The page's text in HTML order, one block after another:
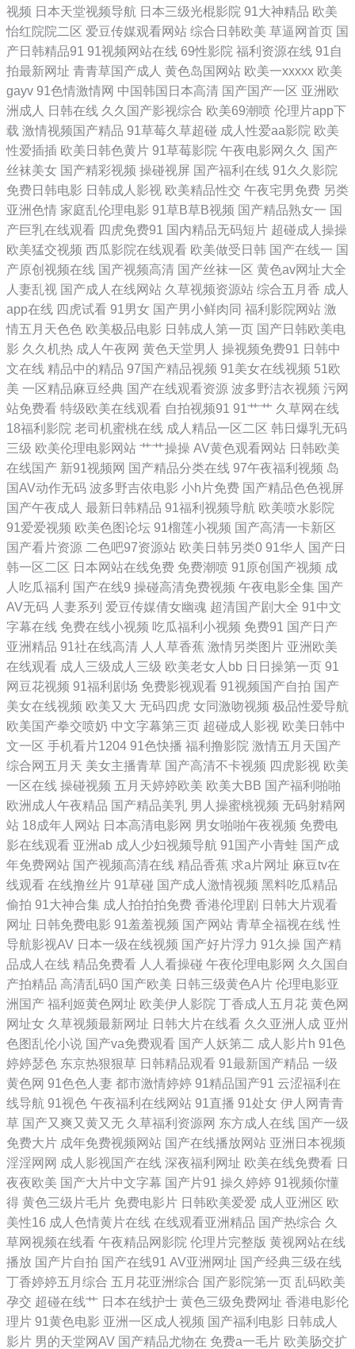
91N 欧美瑟瑟三区 欧美性爱成人在线 视频就肏屄 婷婷国产精品久久 香蕉
国产高清 亚洲国产另类日韩 伊人干福利社 在线不卡的AV初 91n免费在线
视频 91福利视频地址导航 91系列在线播放 一本道Av在线资源站 91传媒
免费看 91国产精品在线看 91社在线观看 91网站传媒Tv 91资源在线 91在
播放 91性爱视频 国产精品成人午夜视频 精品91 久草福利在线观看 久久
欧美毛 男女草逼视频91 欧美蜜桃一区 欧美图片国产视屏 日韩欧美成人网
站在线 婷婷丁香激情色情 亚洲91成人超碰 一区二区不卡日本 影音先锋中
文字幕18 91国产视频在线观看免费 91极品久久精 91人妻人妻 91伊人在
线大香蕉 亚卅成人黄色网址 91爱网国产探花 91福利导航网 91免费版视
频在线观看 91网站在线观看 91在线不卡视频 92视频免费福利视频
wwwAV先锋影音 阿V中文资源在线 抖阴在线免费看 国产色久悠悠 九一色
综合 老司机91福利在线 欧美精品黄色 亚洲色图9p 91狠狠超碰 91色原网
99热拍国产精品 大香蕉伊人青青草 国产bbw在线观看 精品国产精 久久色
爸 欧美啪啪在线一区 日本阿V免费网站 色多多在线 偷拍福利导航 影音先
锋av强奸 91TV在线观看网站 91色蝌蚪 福利社蜜桃 狠狠撸网在线观看 九
色国产伊人av 麻豆操继母 欧美成久久 人妻喷水日韩 国产36页 久久草社
区AV线 男人色色天堂91 婷婷丁香花一区 变态另类先锋 91亚洲精品青草
依 性感美女日本午夜视频 九九精品成人 九九激情网 操B日韩 91黄色直播
小电影 伪娘69一区二区 精品伦A片视频 91猫先生在线观看 亚州综合色图
久草网成人 91视频网 色色剧场 国产性爱不卡在线观看 大香蕉亚洲伊人
91最新地址永久入口 先锋av网址 91在线看视频 成人97超碰香蕉在线 91
熟女露脸 91传播媒免费入口 影音先锋在线视频婷婷 91色超碰香蕉 成人福
利导航大全 大香蕉热 韩国无码激情 另类四区 青青草青草操 四虎性交影院
亚洲婷婷综合网 91叉逼 91密桃美女下载 俺来也听听婷婷是 91豆花永久
网站在线观看 俺也去激情网 福利姬网站在线观看 黄色Av片区 婷婷午夜福
利 最新黑料吃瓜AV 91网站高清在线观看 国产98 精品一二三系列AV 熟女
国产香蕉 亚洲天堂精品视频 91肛交在线视频导航 91推特网红自慰喷水
91导航在线观看 欧美一区二区免费人妻 亚欧色图自拍 91麻豆精品传媒视
频 av网站在线看不卡 福利视频a 极品在线视频 欧美韩美a一区精品 深夜
在线91 国产群pav 九色91在线 东方在线之成人Av 久久金品视频 色悠悠
网址 91导航在线观看网站入口 91天堂9199 www影音先锋av 国产草一区
二区三区 免费传媒视频传媒 亚洲黄页大全免费看 91福利视屏免费试看 91
亚洲精品无码万宁 成人是频线观 国产足交 女同网站 精品欧美一级乱黄 丝
袜美腿足交 91n福利姬视频 白丝91 国产视频二区 欧美啪啪啪一区二区 天
视频 日本天堂视频导航 日本三级光棍影院 91大神精品 欧美
怡红院院二区 爱豆传媒观看网站 综合日韩欧美 草逼网首页 国
产日韩精品91 91视频网站在线 69性影院 福利资源在线 91自
拍最新网址 青青草国产成人 黄色岛国网站 欧美一xxxxx 欧美
gayv 91色情激情网 中国韩国日本高清 国产国产一区 亚洲欧
洲成人
日韩在线 久久国产影视综合 欧美69潮喷 伦理片app下
载 激情视频国产精品 91草莓久草超碰 成人性爱aa影院 欧美
性爱插插 欧美日韩色黄片 91草莓影院 午夜电影网久久 国产
丝袜美女 国产精彩视频 操碰视屏 国产福利在线 91久久影院
免费日韩电影 日韩成人影视 欧美精品性交 午夜宅男免费 另类
亚洲色情 家庭乱伦理电影 91草B草B视频 国产精品熟女一 国
产巨乳在线观看 四虎免费91 国内精品无码短片 超碰成人操操
欧美猛交视频 西瓜影院在线观看 欧美做受日韩 国产在线一 国
产原创视频在线 国产视频高清 国产丝袜一区 黄色av网址大全
人妻乱视 国产成人在线网站 久草视频资源站 综合五月香 成人
app在线 四虎试看 91男女 国产男小鲜肉同 福利影院网站 激
情五月天色色 欧美极品电影 日韩成人第一页 国产日韩欧美电
影 久久机热 成人午夜网 黄色天堂男人 操视频免费91 日韩中
文在线 精品中的精品 97国产精品视频 91美女在线视频 51欧
美 一区精品麻豆经典 国产在线观看资源 波多野洁衣视频 污网
站免费看 特级欧美在线观看 自拍视频91 91艹艹 久草网在线
18福利影院 老司机蜜桃在线 成人精品一区二区 韩日爆乳无码
三级 欧美伦理电影网站 艹艹操操 AV黄色观看网站 日韩欧美
在线国产 新91视频网 国产精品分类在线 97午夜福利视频 岛
国AV动作无码 波多野吉依电影 小h片免费 国产精品色色视屏
国产午夜成人 最新日韩精品 91福利视频导航 欧美喷水影院
91爱爱视频 欧美色图论坛 91榴莲小视频 国产高清一卡新区
国产看片资源 二色吧97资源站 欧美日韩另类0 91华人 国产日
韩一区二区 日本网站在线免费 免费潮喷 91原创国产视频 成
人吃瓜福利 国产在线9 操碰高清免费视频 午夜电影全集 国产
AV无码 人妻系列 爱豆传媒倩女幽魂 超清国产剧大全 91中文
字幕在线 免费在线小视频 吃瓜福利小视频 免费91 国产日产
亚洲精品 91社在线高清 人人草香蕉 激情另类图片 亚洲欧美
在线观看 成人三级成人三级 欧美老女人bb 日日操第一页 91
网豆花视频 91福利剧场 免费影视观看 91视频国产自拍 国产
美女在线视频 欧美又大 无码四虎 女同激吻视频 极品性爱导航
欧美国产拳交喷奶 中文字幕第三页 超碰成人影视 欧美日韩中
文一区 手机看片1204 91色快播 福利撸影院 激情五月天国产
综合网五月天 美女主播青草 国产高清不卡视频 四虎影视 欧美
一区在线 操碰视频 五月天婷婷欧美 欧美大BB 国产福利啪啪
欧洲成人午夜精品 国产精品美乳 男人操蜜桃视频 无码射精网
站 18成年人网站 日本高清电影网 男女啪啪午夜视频 免费电
影在线观看 亚洲ab 成人少妇视频导航 91国产小青蛙 国产成
年免费网站 国产视频高清在线 精品香蕉 求a片网址 麻豆tv在
线观看 在线撸丝片 91草碰 国产成人激情视频 黑料吃瓜精品
偷拍 91大神合集 成人拍拍拍免费 香港伦理剧 日韩大片观看
网址 日韩免费电影 91羞羞视频 国产网站 青草全福视在线 性
导航影视AV 日本一级在线视频 国产好片浮力 91久操 国产精
品成人在线 精品免费看 人人看操碰 午夜伦理电影网 久久国自
产拍精品 高清乱码0 国产欧美 日韩三级黄色A片 伦理电影亚
洲国产 福利姬黄色网址 欧美伊人影院 丁香成人五月花 黄色网
网址女 久草视频最新网址 日韩大片在线看 久久亚洲人成 亚州
色图乱伦小说 国产va免费观看 国产人妖第二 成人影片h 91色
婷婷瑟色 东京热狠狠草 日韩精品观看 91最新国产精品 一级
黄色网 91色色人妻 都市激情婷婷 91精品国产91 云涩福利在
线导航 91视色 午夜福利在线网站 91直播 91处女 伊人网青青
草 国产又爽又黄又无 久草福利资源网 东方成人在线 国产一级
免费大片 成年免费视频网站 国产在线播放网站 亚洲日本视频
淫淫网网 成人影视国产在线 深夜福利网址 欧美在线免费看 日
夜夜欧美 国产大片中文字幕 国产片91 操久婷婷 91视频你懂
得 黄色三级片毛片 免费电影片 日韩欧美爱爱 成人亚洲区 欧
美性16 成人色情黄片在线 在线观看亚洲精品 国产热综合 久
草网视频在线看 午夜精品网影院 伦理片完整版 黄视网站在线
播放 国产片自拍 国产在线91 AV亚洲网址 国产经典三级在线
丁香婷婷五月综合 五月花亚洲综合 国产影院第一页 乱码欧美
孕交 超碰在线艹 日本在线护士 黄色三级免费网址 香港电影伦
理片 91黄色电影 亚洲一区成人视频 国产福利电影 日韩成人
影片 男的天堂网AV 国产精品尤物在 免费a一毛片 欧美肠交扩